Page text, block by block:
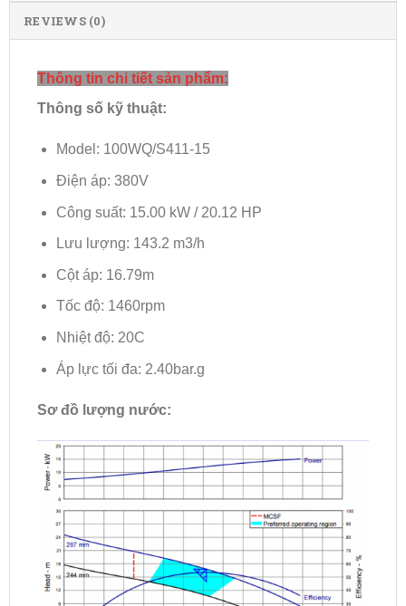
REVIEWS (0)
Thông tin chi tiết sản phẩm:
Thông số kỹ thuật:
Model: 100WQ/S411-15
Điện áp: 380V
Công suất: 15.00 kW / 20.12 HP
Lưu lượng: 143.2 m3/h
Cột áp: 16.79m
Tốc độ: 1460rpm
Nhiệt độ: 20C
Áp lực tối đa: 2.40bar.g
Sơ đồ lượng nước: